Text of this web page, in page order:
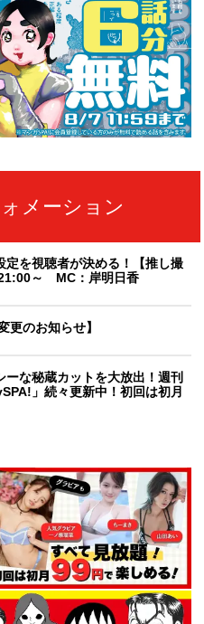
メーション
定を視聴者が決める！【推し撮
～ MC：岸明日香
更のお知らせ】
ーな秘蔵カットを大放出！週刊
」続々更新中！初回は初月